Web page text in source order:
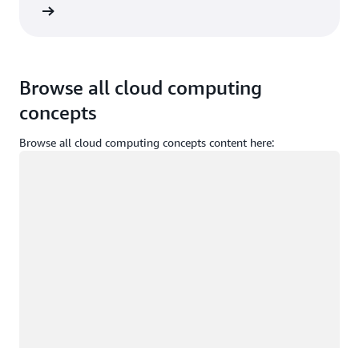
Browse all cloud computing
concepts
Browse all cloud computing concepts content here: